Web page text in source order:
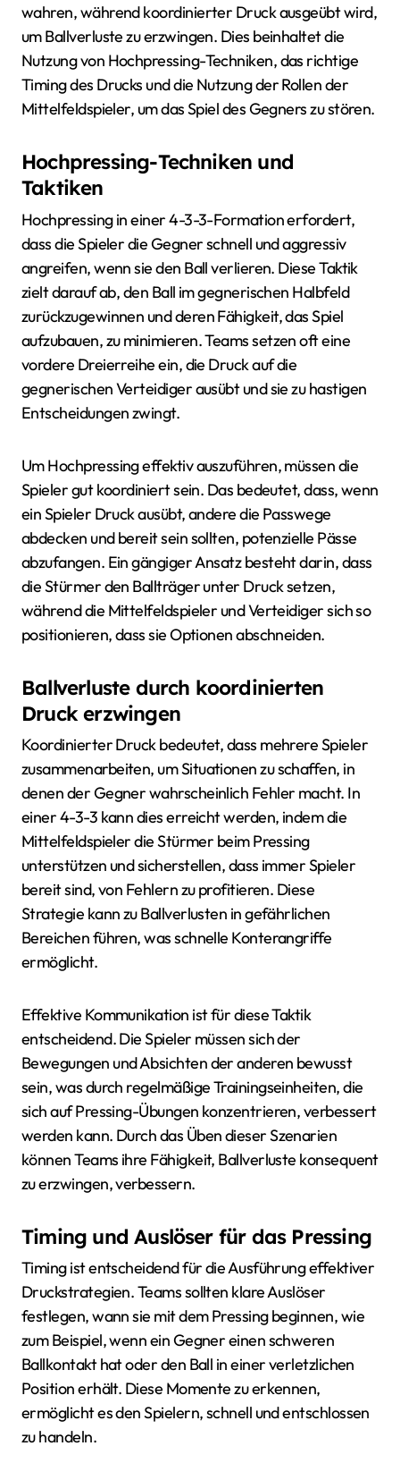
wahren, während koordinierter Druck ausgeübt wird,
um Ballverluste zu erzwingen. Dies beinhaltet die
Nutzung von Hochpressing-Techniken, das richtige
Timing des Drucks und die Nutzung der Rollen der
Mittelfeldspieler, um das Spiel des Gegners zu stören.
Hochpressing-Techniken und
Taktiken
Hochpressing in einer 4-3-3-Formation erfordert,
dass die Spieler die Gegner schnell und aggressiv
angreifen, wenn sie den Ball verlieren. Diese Taktik
zielt darauf ab, den Ball im gegnerischen Halbfeld
zurückzugewinnen und deren Fähigkeit, das Spiel
aufzubauen, zu minimieren. Teams setzen oft eine
vordere Dreierreihe ein, die Druck auf die
gegnerischen Verteidiger ausübt und sie zu hastigen
Entscheidungen zwingt.
Um Hochpressing effektiv auszuführen, müssen die
Spieler gut koordiniert sein. Das bedeutet, dass, wenn
ein Spieler Druck ausübt, andere die Passwege
abdecken und bereit sein sollten, potenzielle Pässe
abzufangen. Ein gängiger Ansatz besteht darin, dass
die Stürmer den Ballträger unter Druck setzen,
während die Mittelfeldspieler und Verteidiger sich so
positionieren, dass sie Optionen abschneiden.
Ballverluste durch koordinierten
Druck erzwingen
Koordinierter Druck bedeutet, dass mehrere Spieler
zusammenarbeiten, um Situationen zu schaffen, in
denen der Gegner wahrscheinlich Fehler macht. In
einer 4-3-3 kann dies erreicht werden, indem die
Mittelfeldspieler die Stürmer beim Pressing
unterstützen und sicherstellen, dass immer Spieler
bereit sind, von Fehlern zu profitieren. Diese
Strategie kann zu Ballverlusten in gefährlichen
Bereichen führen, was schnelle Konterangriffe
ermöglicht.
Effektive Kommunikation ist für diese Taktik
entscheidend. Die Spieler müssen sich der
Bewegungen und Absichten der anderen bewusst
sein, was durch regelmäßige Trainingseinheiten, die
sich auf Pressing-Übungen konzentrieren, verbessert
werden kann. Durch das Üben dieser Szenarien
können Teams ihre Fähigkeit, Ballverluste konsequent
zu erzwingen, verbessern.
Timing und Auslöser für das Pressing
Timing ist entscheidend für die Ausführung effektiver
Druckstrategien. Teams sollten klare Auslöser
festlegen, wann sie mit dem Pressing beginnen, wie
zum Beispiel, wenn ein Gegner einen schweren
Ballkontakt hat oder den Ball in einer verletzlichen
Position erhält. Diese Momente zu erkennen,
ermöglicht es den Spielern, schnell und entschlossen
zu handeln.